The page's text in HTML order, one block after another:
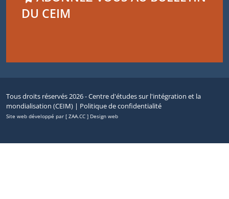
DU CEIM
Tous droits réservés 2026 - Centre d'études sur l'intégration et la
mondialisation (CEIM) | Politique de confidentialité
Site web développé par [ ZAA.CC ] Design web